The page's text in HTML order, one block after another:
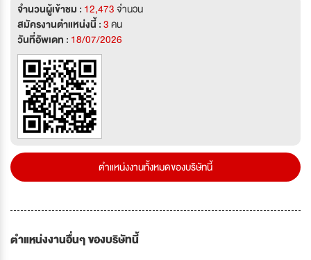
จำนวนผู้เข้าชม : 12,473จำนวน
สมัครงานตำแหน่งนี้ :3คน
วันที่อัพเดท : 18/07/2026
ตำแหน่งงานทั้งหมดของบริษัทนี้
ตำแหน่งงานอื่นๆ ของบริษัทนี้